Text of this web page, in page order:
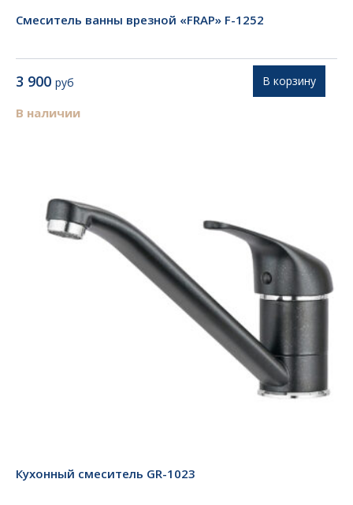
Смеситель ванны врезной «FRAP» F-1252
3 900 руб
В наличии
В корзину
Кухонный смеситель GR-1023